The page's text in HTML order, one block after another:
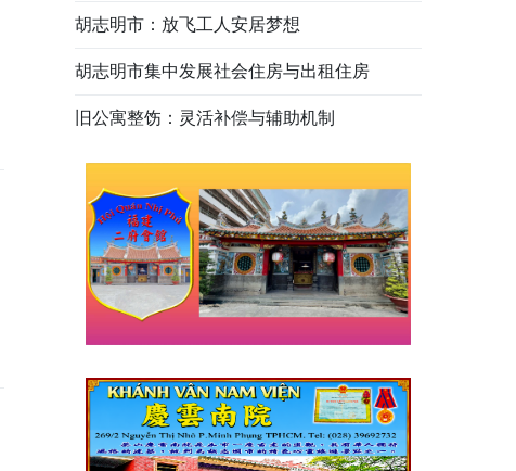
胡志明市：放飞工人安居梦想
胡志明市集中发展社会住房与出租住房
旧公寓整饬：灵活补偿与辅助机制